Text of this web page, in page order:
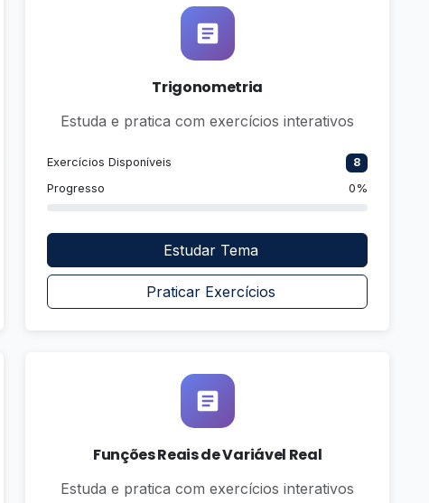
Trigonometria
Estuda e pratica com exercícios interativos
Exercícios Disponíveis
8
Progresso
0%
Estudar Tema
Praticar Exercícios
Funções Reais de Variável Real
Estuda e pratica com exercícios interativos